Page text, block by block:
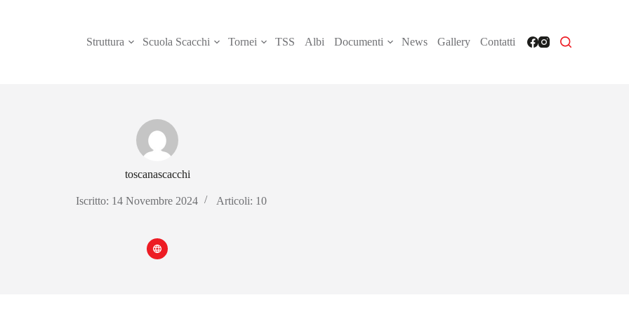
Struttura Scuola Scacchi Tornei TSS Albi Documenti News Gallery Contatti
toscanascacchi
Iscritto: 14 Novembre 2024 Articoli: 10